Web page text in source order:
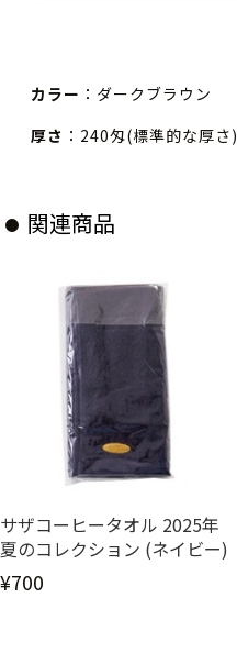
カラー ：ダークブラウン
厚さ ：240匁(標準的な厚さ)
関連商品
サザコーヒータオル 2025年
夏のコレクション (ネイビー)
¥700